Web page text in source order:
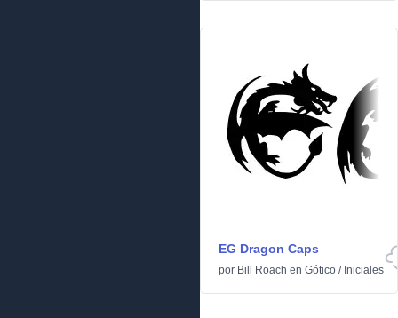
EG Dragon Caps
por Bill Roach en Gótico / Iniciales